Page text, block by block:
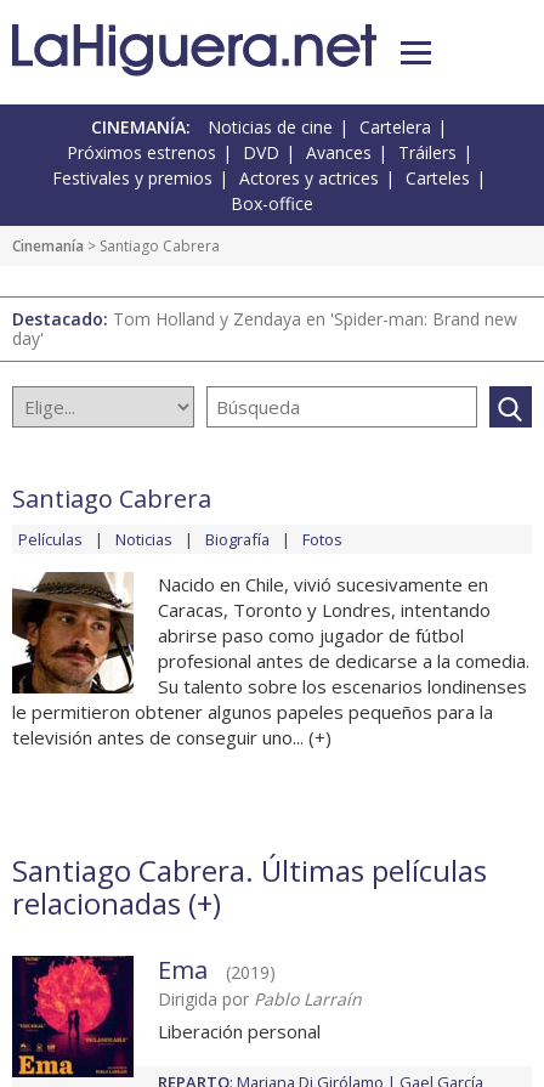
CINEMANÍA: Noticias de cine
Cartelera
Próximos estrenos
DVD Avances
Tráilers
Festivales y premios
Actores y actrices
Carteles
Box-office
Cinemanía > Santiago Cabrera
Destacado: Tom Holland y Zendaya en 'Spider-man: Brand new
day'
Santiago Cabrera
Películas Noticias Biografía Fotos
Nacido en Chile, vivió sucesivamente en
Caracas, Toronto y Londres, intentando
abrirse paso como jugador de fútbol
profesional antes de dedicarse a la comedia.
Su talento sobre los escenarios londinenses
le permitieron obtener algunos papeles pequeños para la
televisión antes de conseguir uno... (+)
Santiago Cabrera. Últimas películas
relacionadas (+)
Ema
(2019)
Dirigida por Pablo Larraín
Liberación personal
REPARTO: Mariana Di Girólamo
Gael García